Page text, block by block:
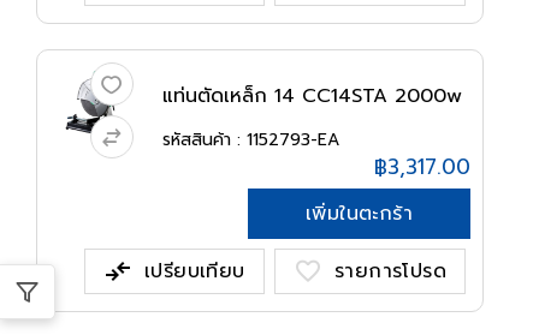
แท่นตัดเหล็ก 14 CC14STA 2000w
HIK...
รหัสสินค้า : 1152793-EA
฿3,317.00
เพิ่มในตะกร้า
compare_arrows เปรียบเทียบ favorite รายการโปรด